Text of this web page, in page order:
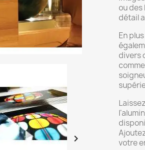

ou
détail
En
divers
votre